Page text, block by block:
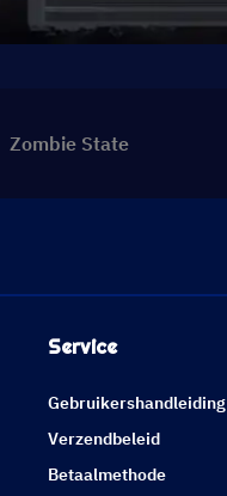
Zombie State
Service
Gebruikershandleiding
Verzendbeleid
Betaalmethode